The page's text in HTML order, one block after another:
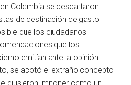
Colombia se descartaron
de destinación de gasto
que los ciudadanos
que los
emitían ante la opinión
se acotó el extraño concepto
quisieron imponer como un